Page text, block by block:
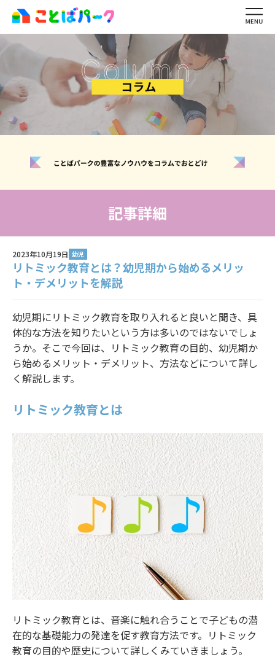
ことばパークの特長
生徒・保護者の声
ワーキングメモリとは？
レッスン内容・
料金
講師紹介
ご利用の
流れ
お問い合わせ
法人様ログイン
記事詳細
2023年10月19日 幼児
リトミック教育とは？幼児期から始めるメリッ
ト・デメリットを解説
幼児期にリトミック教育を取り入れると良いと聞き、具
体的な方法を知りたいという方は多いのではないでしょ
うか。そこで今回は、リトミック教育の目的、幼児期か
ら始めるメリット・デメリット、方法などについて詳し
く解説します。
リトミック教育とは
リトミック教育とは、音楽に触れ合うことで子どもの潜
在的な基礎能力の発達を促す教育方法です。リトミック
教育の目的や歴史について詳しくみていきましょう。